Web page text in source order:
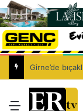
Menü